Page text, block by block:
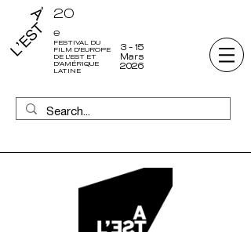
FESTIVAL DU
FILM D'EUROPE
DE L'EST ET
D'AMÉRIQUE
LATINE
20
e
3 - 15
Mars
2026